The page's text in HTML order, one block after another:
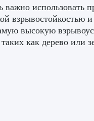
важно
высокую
как дерево